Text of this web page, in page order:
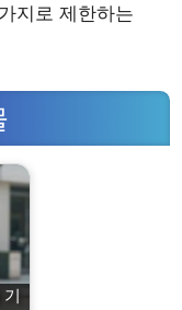
지로 제한하는